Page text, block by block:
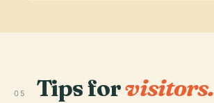
05 Tips forvisitors.